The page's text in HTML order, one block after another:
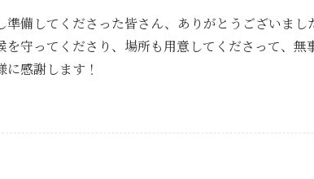
準備してくださった皆さん、ありがとうございまし
を守ってくださり、場所も用意してくださって、無
に感謝します！